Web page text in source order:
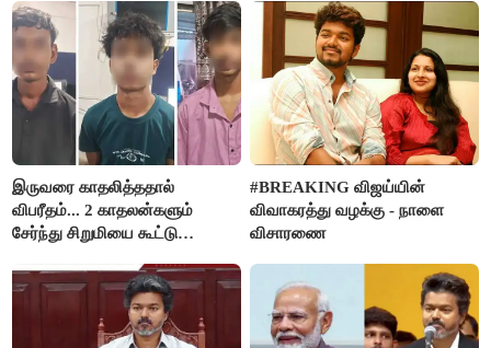
கதறல்
FSSAI தடை
இருவரை காதலித்ததால்
விபரீதம்... 2 காதலன்களும்
சேர்ந்து சிறுமியை கூட்டு
செய்த கொடூரம்
#BREAKING விஜய்யின்
விவாகரத்து வழக்கு - நாளை
விசாரணை